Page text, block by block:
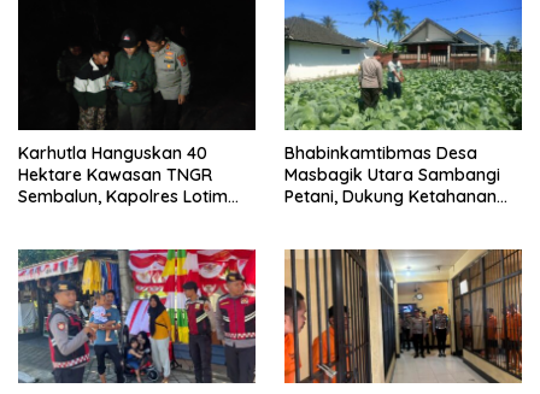
Karhutla Hanguskan 40
Hektare Kawasan TNGR
Sembalun, Kapolres Lotim
Bhabinkamtibmas Desa
Masbagik Utara Sambangi
Petani, Dukung Ketahanan